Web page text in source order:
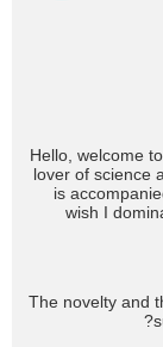
Hello, welcome
lover of science
is
wish I
The novelty and